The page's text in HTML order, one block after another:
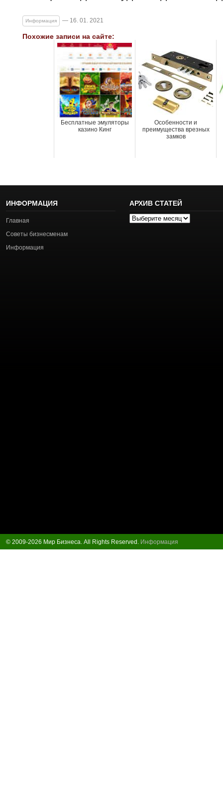
Информация — 16. 01. 2021
Похожие записи на сайте:
Бесплатные эмуляторы
казино Кинг
Особенности и
преимущества врезных
замков
ИНФОРМАЦИЯ
Главная
Советы бизнесменам
Информация
АРХИВ СТАТЕЙ
Архив
© 2009-2026 Мир Бизнеса. All Rights Reserved. Информация